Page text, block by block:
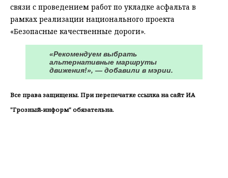
связи с проведением работ по укладке асфальта в
рамках реализации национального проекта
«Безопасные качественные дороги».
«Рекомендуем выбрать
альтернативные маршруты
движения!», — добавили в мэрии.
Все права защищены. При перепечатке ссылка на сайт ИА
"Грозный-информ" обязательна.